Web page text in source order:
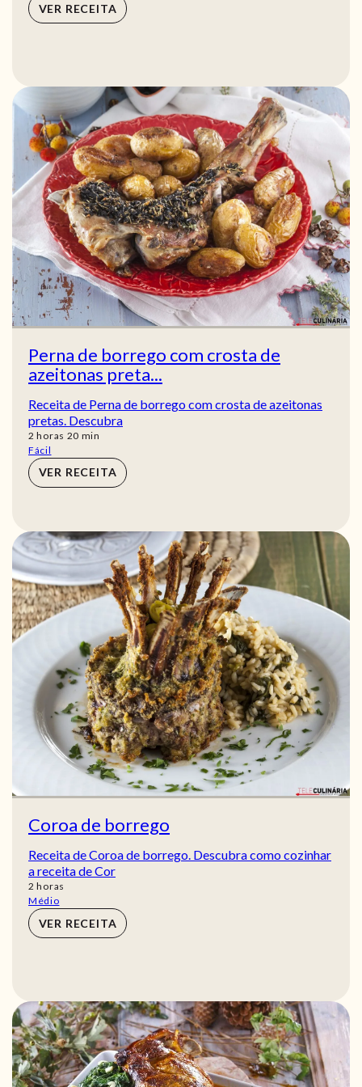
VER RECEITA
Perna de borrego com crosta de
azeitonas preta...
Receita de Perna de borrego com crosta de azeitonas
pretas. Descubra
2 horas
horas 20 min
min
Fácil
VER RECEITA
Coroa de borrego
Receita de Coroa de borrego. Descubra como cozinhar
a receita de Cor
2 horas
horas
Médio
VER RECEITA